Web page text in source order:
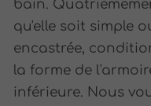
bain.
qu'elle soit simple
encastrée,
la forme de
inférieure. Nous